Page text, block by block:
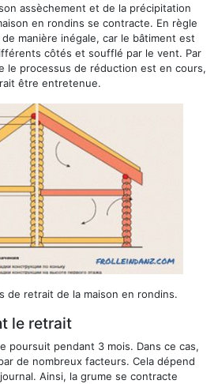
assèchement et de la précipitation
en rondins se contracte. En règle
manière inégale, car le bâtiment est
côtés et soufflé par le vent. Par
le processus de réduction est en cours,
être entretenue.
de retrait de la maison en rondins.
le retrait
poursuit pendant 3 mois. Dans ce cas,
de nombreux facteurs. Cela dépend
Ainsi, la grume se contracte